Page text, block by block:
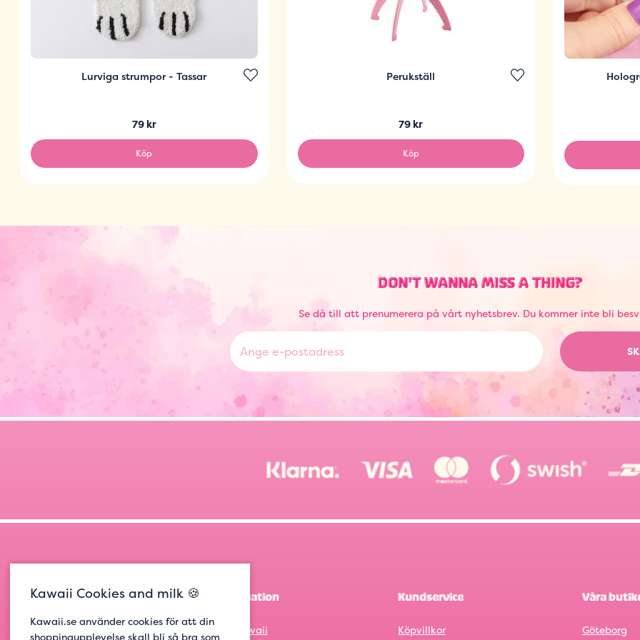
Lurviga strumpor - Tassar
79 kr
Köp
Perukställ
79 kr
Köp
DON'T WANNA MISS A THING?
Se då till att prenumerera på vårt nyhetsbrev. Du kommer inte bli
Information
Om Kawaii
Kundservice
Köpvillkor
Våra
Göteborg
Kawaii Cookies and milk 🍪
Kawaii.se använder cookies för att din
shoppingupplevelse skall bli så bra som